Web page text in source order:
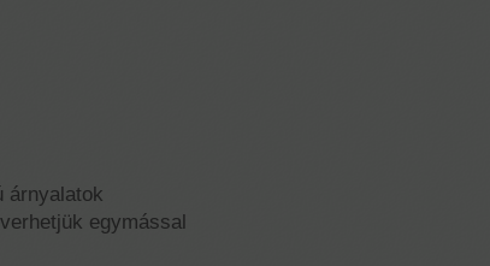
árnyalatok
egymással